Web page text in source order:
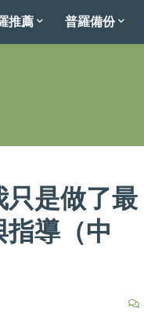
推薦 普羅備份
只是做了最
導（中